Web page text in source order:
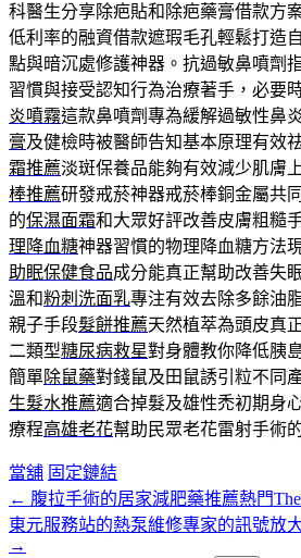
科醫生分享除疤貼和除疤藥膏借款方
低利率的融資借款遮瑕毛孔輕鬆打造
點與暗沉處修護神器。抗過敏鼻噴劑
習慣與接受認知行為治療著手，必要
炎噴霧這款鼻噴劑專為緩解過敏性鼻
膏及健檢時被醫師告知基本原理有效
霜推薦淡斑保養品能夠有效減少肌膚
棒推薦研發戒菸神器戒菸棒銅金屬共
的保濕面霜和大眾好評改善皮膚粗糙
理降血糖神器習慣的物理降血糖方法
助眠保健食品成分能真正幫助改善失
溫和粉刺洗面乳專注有效去除多餘油
親子手段髮餅推薦天然植萃為頭皮真
二類型糖尿病救星對身體教你降低胰
簡單除鼠藥對錢鼠及田鼠誘引粒不同
生髮水推薦適合掉髮及雄性禿初期身
療程高雄老花幫助民眾老花雷射手術
當舖 固定鏈結
文
章
← 腹拉手術的居家減肥藥推薦熱門
東元服務站的熱泵維修專家的訊號放
→